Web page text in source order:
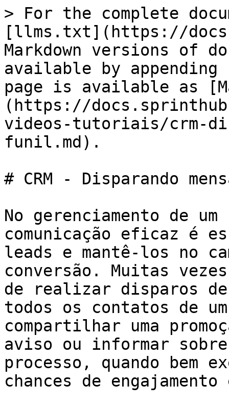
> For the complete
[llms.txt](https://
Markdown versions of
available by
page is available as
(https://
videos-tutoriais/crm-
funil.md).
# CRM - Disparando
No gerenciamento de
comunicação eficaz é
leads e mantê-los no
conversão. Muitas
de realizar disparos de
todos os contatos de
compartilhar uma
aviso ou informar
processo, quando bem
chances de